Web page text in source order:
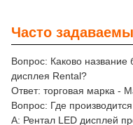
Часто
Вопрос: Каково
дисплея Rental?
Ответ: торговая марка -
Вопрос: Где
A: Рентал LED дисплей